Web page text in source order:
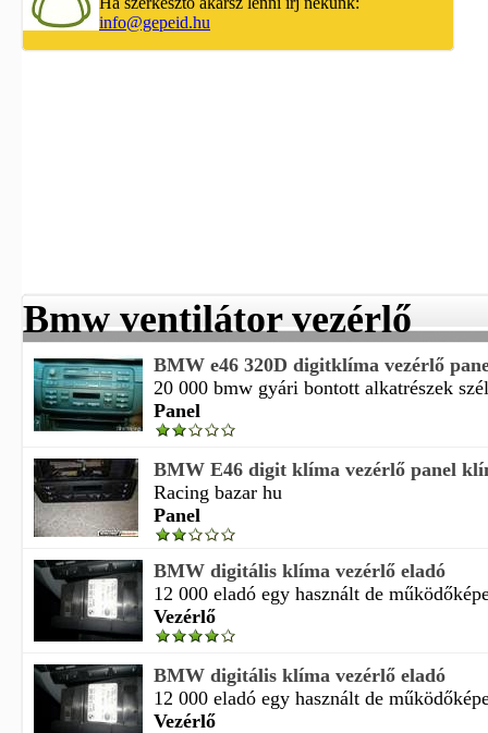
info@gepeid.hu
Bmw ventilátor vezérlő
BMW e46 320D digitklíma vezérlő
20 000 bmw gyári bontott alkatrészek
Panel
BMW E46 digit klíma vezérlő panel
Racing bazar hu
Panel
BMW digitális klíma vezérlő eladó
12 000 eladó egy használt de
Vezérlő
BMW digitális klíma vezérlő eladó
12 000 eladó egy használt de
Vezérlő